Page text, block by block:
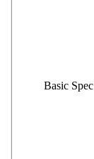
Basic Spec